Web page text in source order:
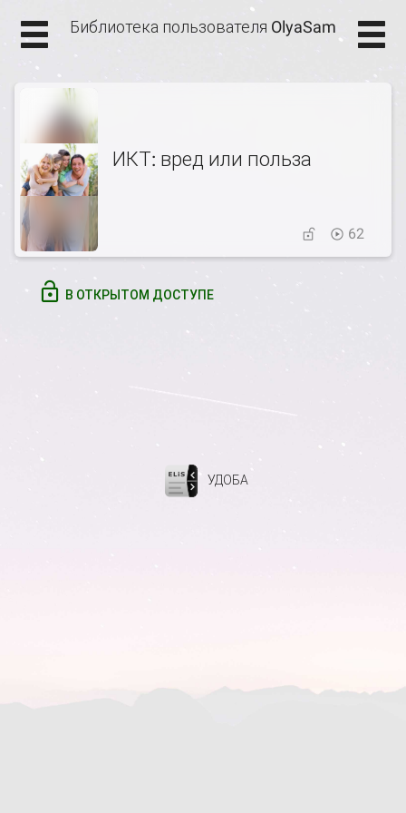
Библиотека пользователя OlyaSam
ИКТ: вред или польза
62
В ОТКРЫТОМ ДОСТУПЕ
УДОБА